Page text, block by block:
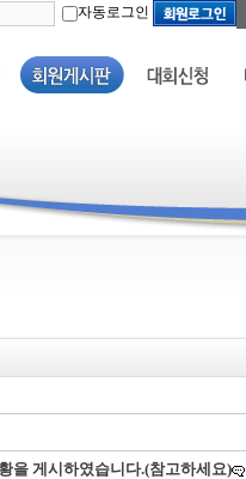
자동로그인
을 게시하였습니다.(참고하세요)